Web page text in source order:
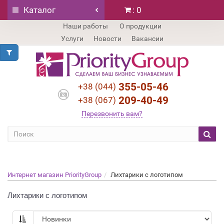
Наши работы
О продукции
Услуги
Новости Вакансии
+38 (044) 355-05-46
+38 (067) 209-40-49
Перезвонить вам?
Каталог : 0
Интернет магазин PriorityGroup Лихтарики с логотипом
Лихтарики с логотипом